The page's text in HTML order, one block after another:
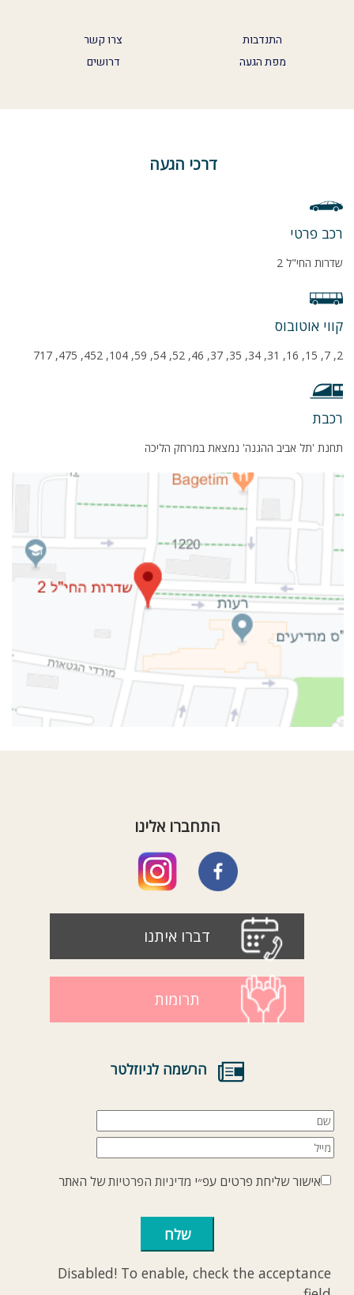
התנדבות
צרו קשר
מפת הגעה
דרושים
דרכי הגעה
רכב פרטי
שדרות החי"ל 2
קווי אוטובוס
2, 7, 15, 16, 31, 34, 35, 37, 46, 52, 54, 59, 104, 452, 475, 717
רכבת
תחנת 'תל אביב ההגנה' נמצאת במרחק הליכה
התחברו אלינו
דברו איתנו
תרומות
הרשמה לניוזלטר
אישור שליחת פרטים עפ״י מדיניות הפרטיותשל האתר
Disabled! To enable, check the acceptance